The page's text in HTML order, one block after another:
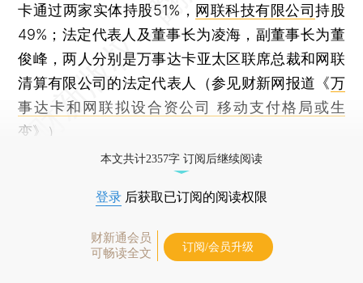
卡通过两家实体持股51%， 网联科技有限公司持股
49%；法定代表人及董事长为凌海，副董事长为董
俊峰，两人分别是万事达卡亚太区联席总裁和网联
清算有限公司的法定代表人（参见财新网报道《万
事达卡和网联拟设合资公司 移动支付格局或生
变》）
本文共计2357字 订阅后继续阅读
登录 后获取已订阅的阅读权限
财新通会员
可畅读全文
订阅/会员升级